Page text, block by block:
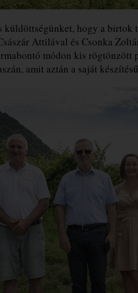
küldöttségünket, hogy a birtok
Attilával és Csonka
módon kis
amit aztán a saját